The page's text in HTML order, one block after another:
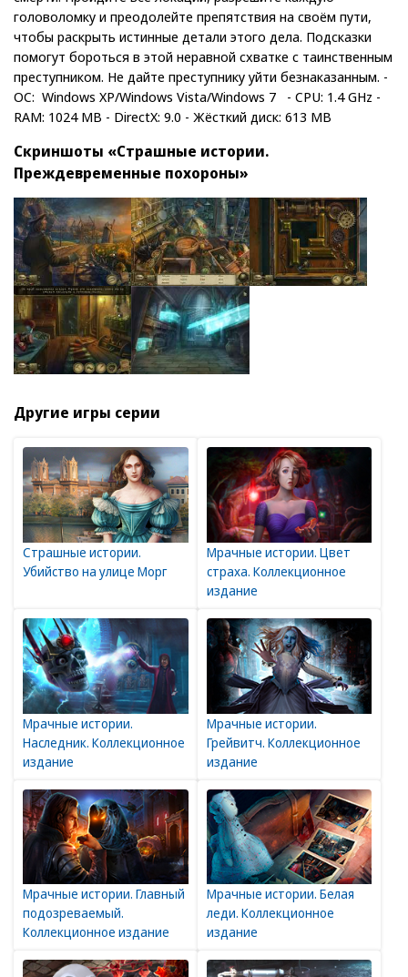
головоломку и преодолейте препятствия на своём пути,
чтобы раскрыть истинные детали этого дела. Подсказки
помогут бороться в этой неравной схватке с таинственным
преступником. Не дайте преступнику уйти безнаказанным. -
OС: Windows XP/Windows Vista/Windows 7 - CPU: 1.4 GHz -
RAM: 1024 MB - DirectX: 9.0 - Жёсткий диск: 613 MB
Скриншоты «Страшные истории.
Преждевременные похороны»
Другие игры серии
Страшные истории.
Убийство на улице Морг
Мрачные истории. Цвет
страха. Коллекционное
издание
Мрачные истории.
Наследник. Коллекционное
издание
Мрачные истории.
Грейвитч. Коллекционное
издание
Мрачные истории. Главный
подозреваемый.
Коллекционное издание
Мрачные истории. Белая
леди. Коллекционное
издание